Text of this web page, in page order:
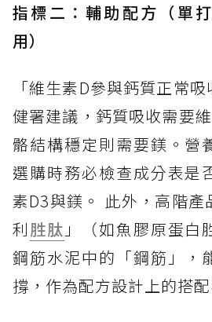
指標二：輔助配方（單
用）
「維生素D參與鈣質正常
健署建議，鈣質吸收需要
骼結構穩定則需要鎂。營
選購時務必檢查成分表是
素D3與鎂。 此外，高階產
利胜肽 」（如魚膠原蛋白
鋼筋水泥中的「鋼筋」，
撐，作為配方設計上的搭配